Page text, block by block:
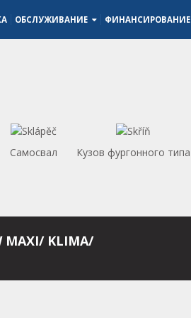
ОБСЛУЖИВАНИЕ ФИНАНСИРОВАНИЕ
Самосвал Кузов фургонного типа
MAXI/ KLIMA/